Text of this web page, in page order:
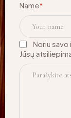
Jūsų
Name*
Noriu